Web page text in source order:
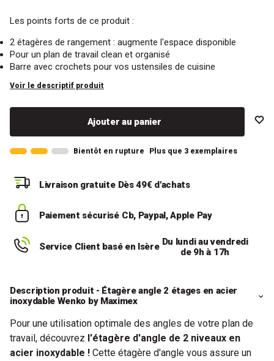
Les points forts de ce produit :
2 étagères de rangement : augmente l'espace disponible
Pour un plan de travail clean et organisé
Barre avec crochets pour vos ustensiles de cuisine
Voir le descriptif produit
Ajouter au panier
Bientôt en rupture Plus que 3 exemplaires
Livraison gratuite Dès 49€ d'achats
Paiement sécurisé Cb, Paypal, Apple Pay
Service Client basé en Isère Du lundi au vendredi
de 9h à 17h
Description produit - Étagère angle 2 étages en acier
inoxydable Wenko by Maximex
Pour une utilisation optimale des angles de votre plan de
travail, découvrez l'étagère d'angle de 2 niveaux en
acier inoxydable ! Cette étagère d'angle vous assure un